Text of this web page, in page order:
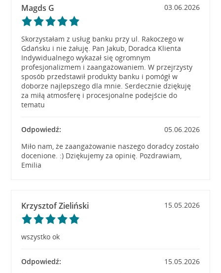
Magds G 03.06.2026
Skorzystałam z usług banku przy ul. Rakoczego w
Gdańsku i nie żałuję. Pan Jakub, Doradca Klienta
Indywidualnego wykazał się ogromnym
profesjonalizmem i zaangażowaniem. W przejrzysty
sposób przedstawił produkty banku i pomógł w
doborze najlepszego dla mnie. Serdecznie dziękuję
za miłą atmosferę i procesjonalne podejście do
tematu
Odpowiedź:
05.06.2026
Miło nam, że zaangażowanie naszego doradcy zostało
docenione. :) Dziękujemy za opinię. Pozdrawiam,
Emilia
Krzysztof Zieliński 15.05.2026
wszystko ok
Odpowiedź:
15.05.2026